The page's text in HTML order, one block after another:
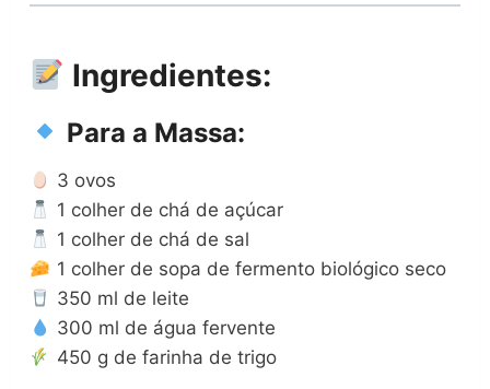
Ingredientes:
Para a Massa:
3 ovos
1 colher de chá de açúcar
1 colher de chá de sal
1 colher de sopa de fermento biológico seco
350 ml de leite
300 ml de água fervente
450 g de farinha de trigo